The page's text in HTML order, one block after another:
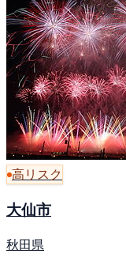
高リスク
大仙市
秋田県